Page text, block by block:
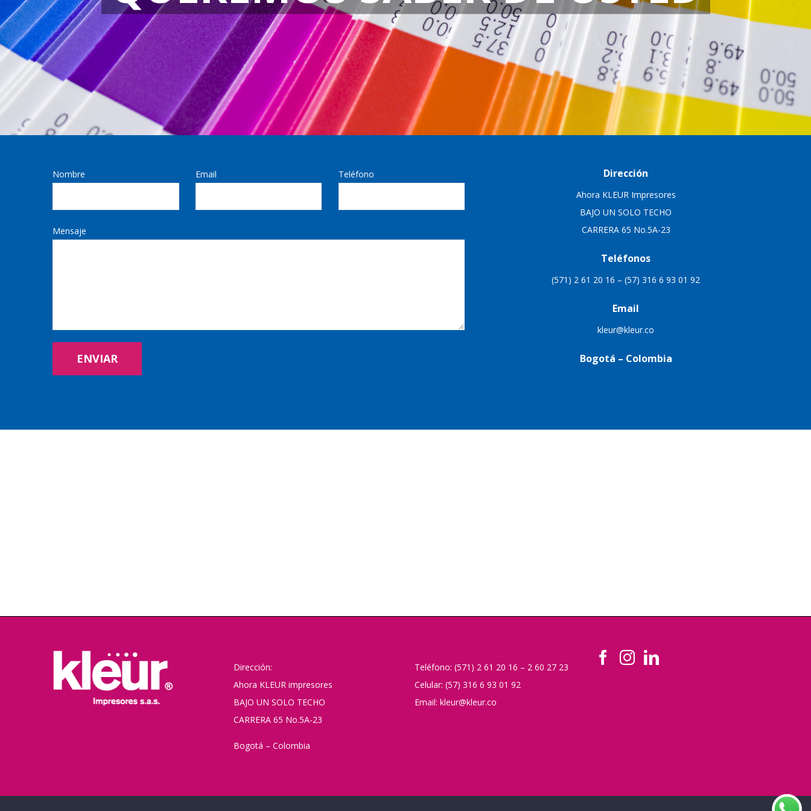
Nombre Email Teléfono
Mensaje
Dirección
Ahora KLEUR Impresores
BAJO UN SOLO TECHO
CARRERA 65 No.5A-23
Teléfonos
(571) 2 61 20 16 – (57) 316 6 93 01 92
Email
kleur@kleur.co
Bogotá – Colombia
Dirección:
Ahora KLEUR impresores
BAJO UN SOLO TECHO
CARRERA 65 No.5A-23
Bogotá – Colombia
Teléfono: (571) 2 61 20 16 – 2 60 27 23
Celular: (57) 316 6 93 01 92
Email: kleur@kleur.co